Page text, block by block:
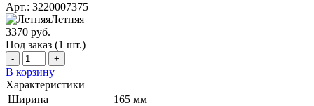
Арт.: 3220007375
Летняя
3370 руб.
Под заказ (1 шт.)
- +
В корзину
Характеристики
Ширина
165 мм